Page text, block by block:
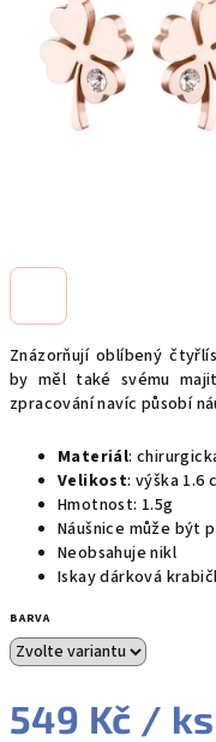
Znázorňují oblíbený
by měl také svému
zpracování navíc působí
Materiál:
Velikost: výška 1.6
Hmotnost: 1.5g
Náušnice může být
Neobsahuje nikl
Iskay dárková
BARVA
549 Kč / ks